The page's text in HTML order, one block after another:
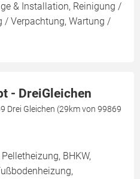
& Installation, Reinigung /
/ Verpachtung, Wartung /
- DreiGleichen
Drei Gleichen (29km von 99869
BHKW,